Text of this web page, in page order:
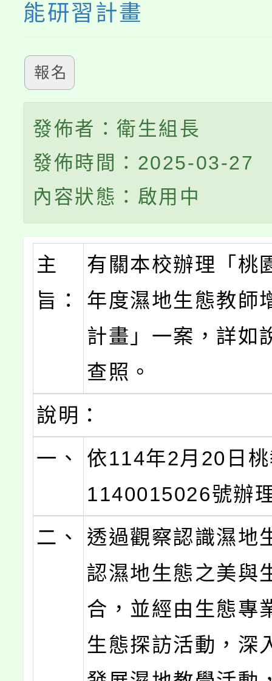
能研習計畫
報名
發佈者：衛生組長
發佈時間：2025-03-27
內容狀態：啟用中
主
旨：
有關本校辦理「桃
年度濕地生態教師
計畫」一案，詳如
查照。
說明：
一、
依114年2月20日
1140015026號辦
二、
透過觀察認識濕地
認濕地生態之美與
合，並經由生態專
生態探訪活動，深